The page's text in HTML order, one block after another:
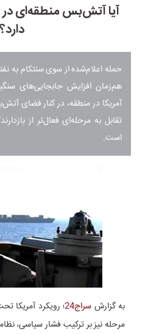
آیا آتش‌بس منطقه‌ای در
دارد؟
حمله اعلام‌شده از سوی سنتکام به
هم‌زمان افزایش جابجایی‌های
آمریکا در منطقه، در کنار فضای
تقابل به مرحله‌ای فعال‌تر از
است.
به گزارش سراج24
؛ رویکرد آمریکا
مرحله نیز بر ترکیب فشار سیاسی،